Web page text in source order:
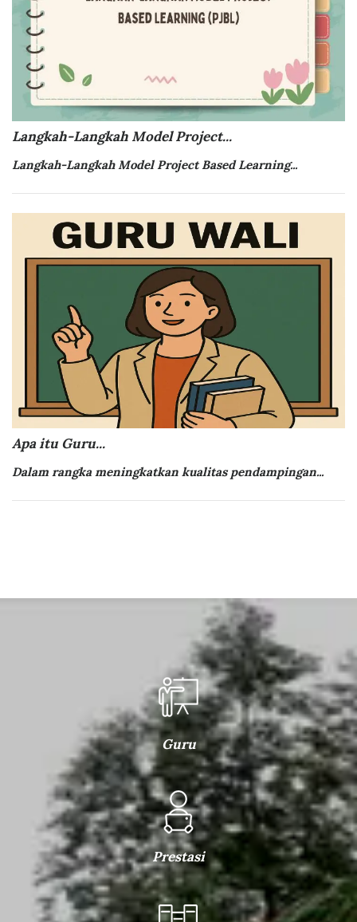
Langkah-Langkah Model Project...
Langkah-Langkah Model Project Based Learning...
Apa itu Guru...
Dalam rangka meningkatkan kualitas pendampingan...
Guru
Prestasi